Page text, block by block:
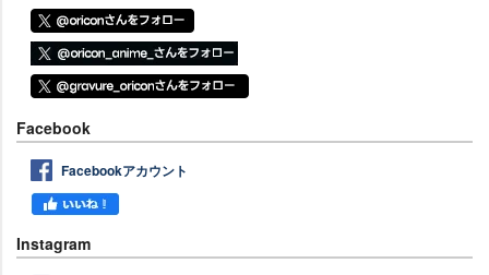
Facebook
Facebookアカウント
Instagram